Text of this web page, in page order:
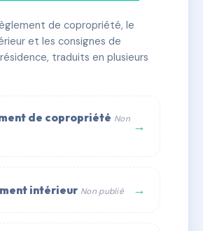
🏠 8 lots 🏗 1 bâtiment(s)
Digital
de copropriété, le
et les consignes de
traduits en plusieurs
de copropriété Non →
intérieur Non publié →